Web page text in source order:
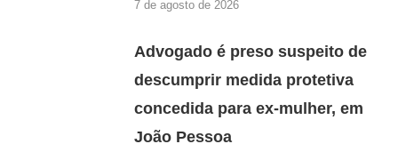
7 de agosto de 2026
Advogado é preso suspeito de
descumprir medida protetiva
concedida para ex-mulher, em
João Pessoa